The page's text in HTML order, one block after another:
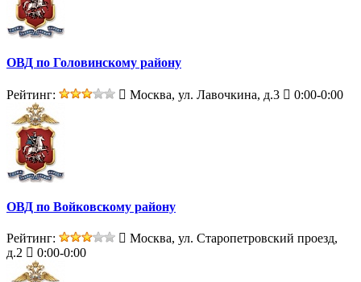
ОВД по Головинскому району
Рейтинг: Москва, ул. Лавочкина, д.3 0:00-0:00
ОВД по Войковскому району
Рейтинг:
Москва, ул. Старопетровский проезд,
д.2
0:00-0:00